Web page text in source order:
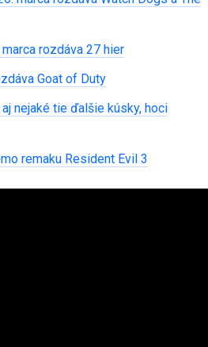
rozdáva 27 hier
Goat of Duty
nejaké tie ďalšie kúsky, hoci
remaku Resident Evil 3